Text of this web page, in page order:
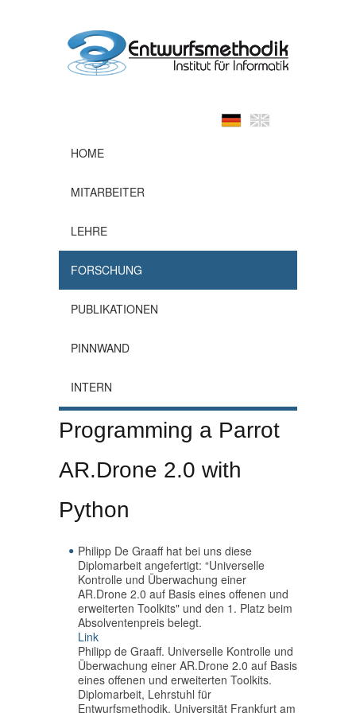
HOME
MITARBEITER
LEHRE
FORSCHUNG
PUBLIKATIONEN
PINNWAND
INTERN
Programming a Parrot
AR.Drone 2.0 with
Python
Philipp De Graaff hat bei uns diese
Diplomarbeit angefertigt: “Universelle
Kontrolle und Überwachung einer
AR.Drone 2.0 auf Basis eines offenen und
erweiterten Toolkits" und den 1. Platz beim
Absolventenpreis belegt.
Link
Philipp de Graaff. Universelle Kontrolle und
Überwachung einer AR.Drone 2.0 auf Basis
eines offenen und erweiterten Toolkits.
Diplomarbeit, Lehrstuhl für
Entwurfsmethodik, Universität Frankfurt am